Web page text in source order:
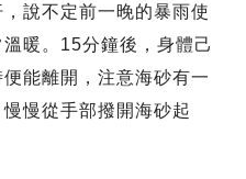
說不定前一晚的暴雨使
暖。15分鐘後，身體己
能離開，注意海砂有一
慢從手部撥開海砂起